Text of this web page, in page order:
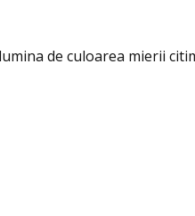
de culoarea mierii